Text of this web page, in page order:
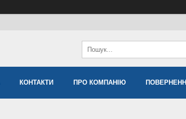
КОНТАКТИ ПРО КОМПАНІЮ